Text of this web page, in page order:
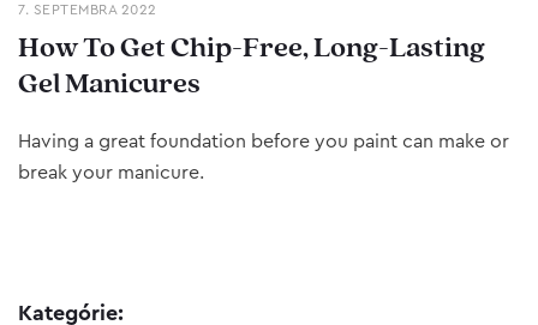
7. SEPTEMBRA 2022
How To Get Chip-Free, Long-Lasting
Gel Manicures
Having a great foundation before you paint can make or
break your manicure.
Kategórie: